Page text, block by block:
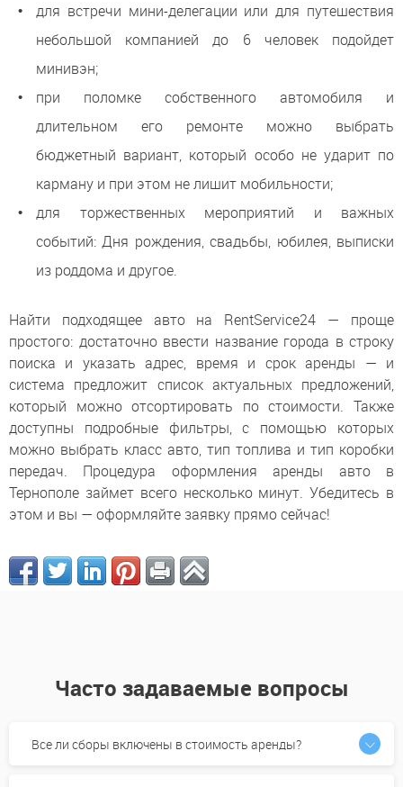
для встречи мини-делегации или для путешествия
небольшой компанией до 6 человек подойдет
минивэн;
при поломке собственного автомобиля и
длительном его ремонте можно выбрать
бюджетный вариант, который особо не ударит по
карману и при этом не лишит мобильности;
для торжественных мероприятий и важных
событий: Дня рождения, свадьбы, юбилея, выписки
из роддома и другое.
Найти подходящее авто на RentService24 — проще
простого: достаточно ввести название города в строку
поиска и указать адрес, время и срок аренды — и
система предложит список актуальных предложений,
который можно отсортировать по стоимости. Также
доступны подробные фильтры, с помощью которых
можно выбрать класс авто, тип топлива и тип коробки
передач. Процедура оформления аренды авто в
Тернополе займет всего несколько минут. Убедитесь в
этом и вы — оформляйте заявку прямо сейчас!
Часто задаваемые вопросы
Все ли сборы включены в стоимость аренды?